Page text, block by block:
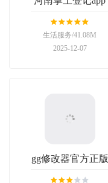
生活服务/41.08M
2025-12-07
gg修改器官方正版